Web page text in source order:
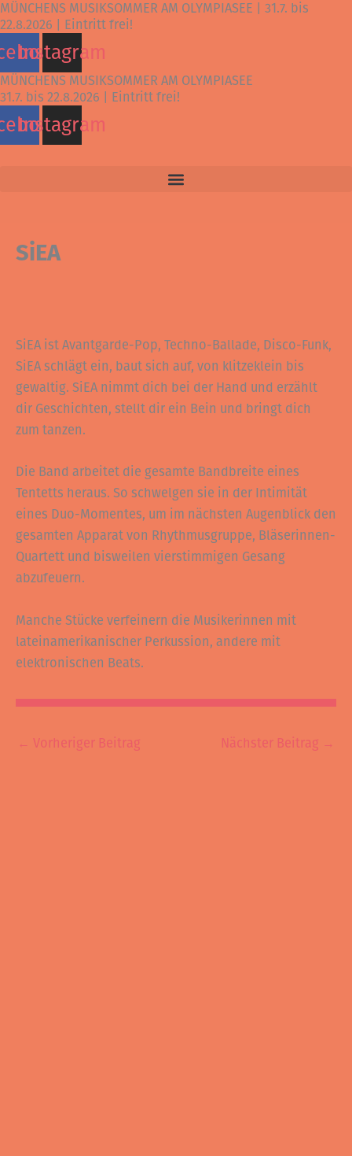
Zum
Inhalt
springen
MÜNCHENS MUSIKSOMMER AM OLYMPIASEE | 31.7. bis
22.8.2026 | Eintritt frei!
Instagram
MÜNCHENS MUSIKSOMMER AM OLYMPIASEE
31.7. bis 22.8.2026 | Eintritt frei!
Instagram
SiEA
SiEA ist Avantgarde-Pop, Techno-Ballade, Disco-Funk,
SiEA schlägt ein, baut sich auf, von klitzeklein bis
gewaltig. SiEA nimmt dich bei der Hand und erzählt
dir Geschichten, stellt dir ein Bein und bringt dich
zum tanzen.
Die Band arbeitet die gesamte Bandbreite eines
Tentetts heraus. So schwelgen sie in der Intimität
eines Duo-Momentes, um im nächsten Augenblick den
gesamten Apparat von Rhythmusgruppe, Bläserinnen-
Quartett und bisweilen vierstimmigen Gesang
abzufeuern.
Manche Stücke verfeinern die Musikerinnen mit
lateinamerikanischer Perkussion, andere mit
elektronischen Beats.
← Vorheriger Beitrag Nächster Beitrag →